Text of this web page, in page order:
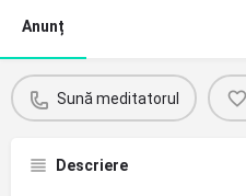
Anunț
Sună meditatorul
Descriere